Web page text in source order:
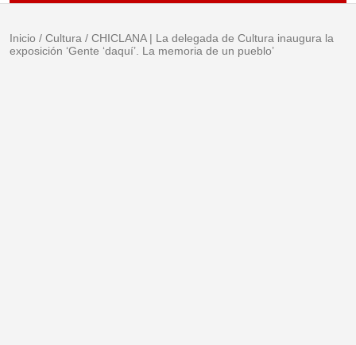
Inicio / Cultura / CHICLANA | La delegada de Cultura inaugura la
exposición ‘Gente ‘daquí’. La memoria de un pueblo’